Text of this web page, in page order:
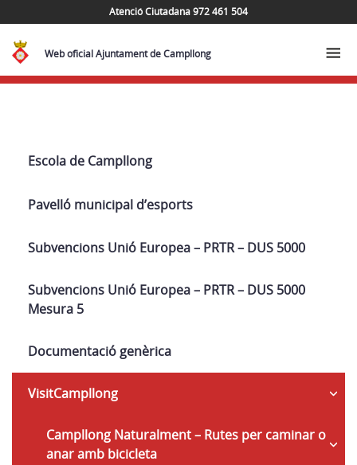
Atenció Ciutadana 972 461 504
Web oficial Ajuntament de Campllong
Navega
Escola de Campllong
Pavelló municipal d’esports
Subvencions Unió Europea – PRTR – DUS 5000
Subvencions Unió Europea – PRTR – DUS 5000
Mesura 5
Documentació genèrica
VisitCampllong
Campllong Naturalment – Rutes per caminar o
anar amb bicicleta